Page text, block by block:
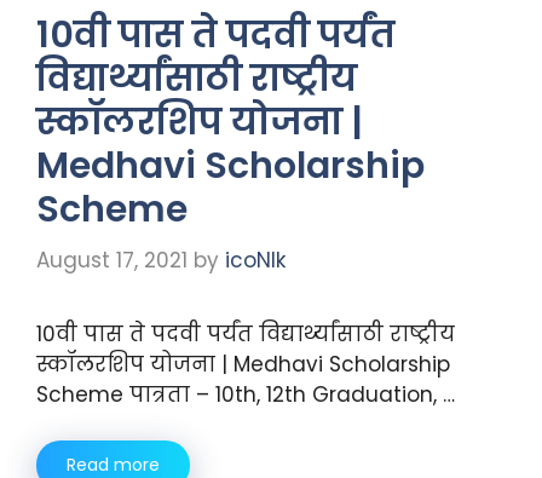
10वी पास ते पदवी पर्यंत
विद्यार्थ्यांसाठी राष्ट्रीय
स्कॉलरशिप योजना |
Medhavi Scholarship
Scheme
August 17, 2021 by icoNIk
10वी पास ते पदवी पर्यंत विद्यार्थ्यांसाठी राष्ट्रीय
स्कॉलरशिप योजना | Medhavi Scholarship
Scheme पात्रता – 10th, 12th Graduation, …
Read more